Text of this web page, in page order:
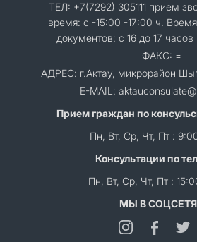
ТЕЛ: +7(7292) 305111 прием
время: с -15:00 -17:00 ч.
документов: с 16 до 17
ФАКС: =
АДРЕС: г.Актау, микрорайон
E-MAIL:
Прием граждан по
Пн, Вт, Ср, Чт, Пт :
Консультации по
Пн, Вт, Ср, Чт, Пт :
МЫ В